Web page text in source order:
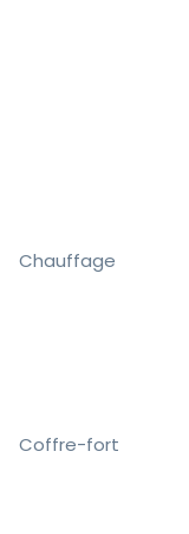
Chauffage
Coffre-fort